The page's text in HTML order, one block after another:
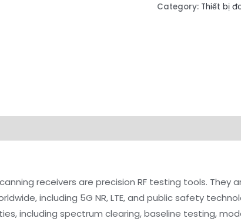
Category: Thiết bị
receivers are precision RF testing tools. They
including 5G NR, LTE, and public safety
including spectrum clearing, baseline testing,